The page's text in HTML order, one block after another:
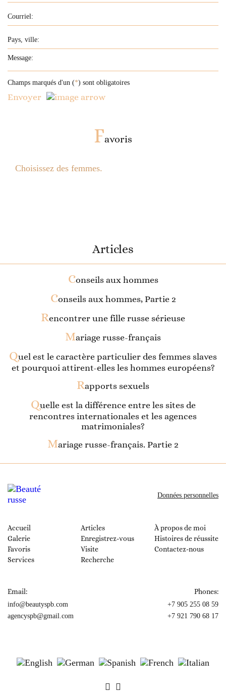
Champs marqués d'un (*) sont obligatoires
Envoyer
Favoris
Choisissez des femmes.
Articles
Conseils aux hommes
Conseils aux hommes, Partie 2
Rencontrer une fille russe sérieuse
Mariage russe-français
Quel est le caractère particulier des femmes slaves
et pourquoi attirent-elles les hommes européens?
Rapports sexuels
Quelle est la différence entre les sites de
rencontres internationales et les agences
matrimoniales?
Mariage russe-français. Partie 2
Accueil
Galerie
Favoris
Services
Articles
Enregistrez-vous
Visite
Recherche
À propos de moi
Histoires de réussite
Contactez-nous
Données personnelles
Email:
info@beautyspb.com
agencyspb@gmail.com
Phones:
+7 905 255 08 59
+7 921 790 68 17